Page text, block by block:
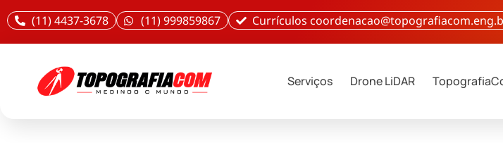
(11) 4437-3678 (11) 999859867 Currículos
Serviços Drone LiDAR